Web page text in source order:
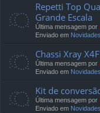
Repetti Top
Grande Escala
Última mensagem por
Enviado em Novidades
Chassi Xray
Última mensagem por
Enviado em Novidades
Kit de
Última mensagem por
Enviado em Novidades